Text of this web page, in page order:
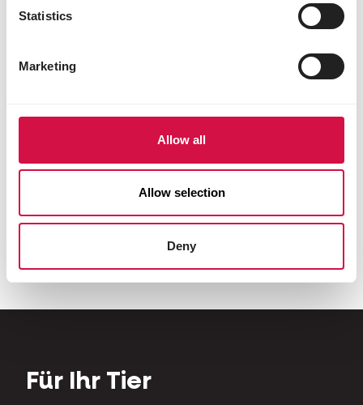
Statistics
Marketing
Allow all
Allow selection
Deny
Nährstoffreiches, getreidefreies Hundefutter
Für Ihr Tier